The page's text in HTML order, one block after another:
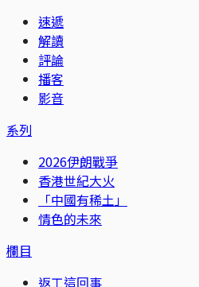
速遞
解讀
評論
播客
影音
系列
2026伊朗戰爭
香港世紀大火
「中國有稀土」
情色的未來
欄目
返工這回事